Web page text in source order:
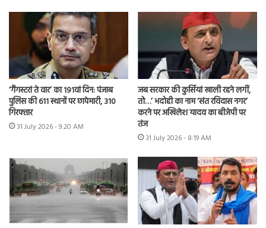
‘गैंगस्टरां ते वार’ का 191वां दिन: पंजाब
पुलिस की 611 स्थानों पर छापेमारी, 310
गिरफ्तार
31 July 2026 - 9:20 AM
जब सरकार की कुर्सियां खाली रहने लगीं,
तो…’ भदोही का नाम ‘संत रविदास नगर’
करने पर अखिलेश यादव का बीजेपी पर
तंज
31 July 2026 - 8:19 AM